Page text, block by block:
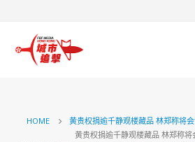
HOME 黄贵权捐逾千静观楼藏品 林郑称将
黄贵权捐逾千静观楼藏品 林郑称将